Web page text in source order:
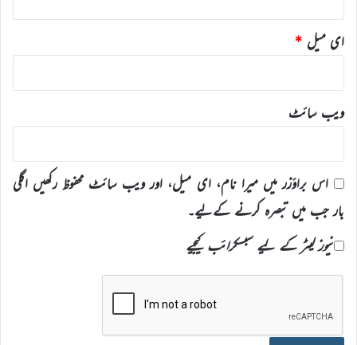
ای میل *
ویب‌ سائٹ
اس براؤزر میں میرا نام، ای میل، اور ویب سائٹ محفوظ رکھیں اگلی
بار جب میں تبصرہ کرنے کےلیے۔
نیوز لیٹر کے لیے سبسکرائب کیجیے